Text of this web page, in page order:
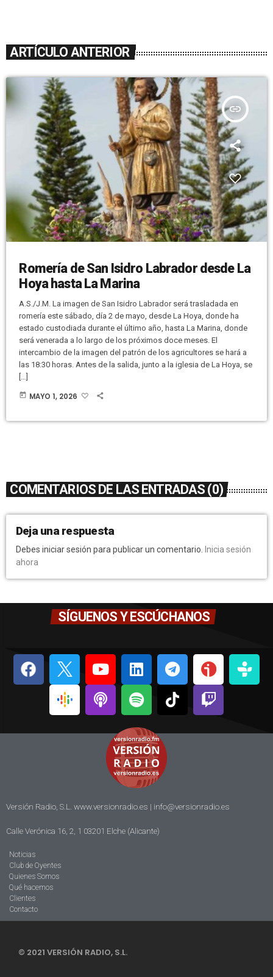
ARTÍCULO ANTERIOR
insert_link
Romería de San Isidro Labrador desde La
Hoya hasta La Marina
A.S./J.M. La imagen de San Isidro Labrador será trasladada en
romería este sábado, día 2 de mayo, desde La Hoya, donde ha
estado custodiada durante el último año, hasta La Marina, donde
será venerada a lo largo de los próximos doce meses. El
intercambio de la imagen del patrón de los agricultores se hará a
las 18:30 horas. Antes de la salida, junto a la iglesia de La Hoya, se
[…]
today MAYO 1, 2026
COMENTARIOS DE LAS ENTRADAS (0)
Deja una respuesta
Debes iniciar sesión para publicar un comentario.
Inicia sesión
ahora
SÍGUENOS Y ESCÚCHANOS
Versión Radio, S.L. www.versionradio.es | info@versionradio.es
Calle Verónica 16, 2, 1 03201 Elche (Alicante)
Noticias
Club de Oyentes
Quienes Somos
Qué hacemos
Clientes
Contacto
© 2021 VERSIÓN RADIO, S.L.